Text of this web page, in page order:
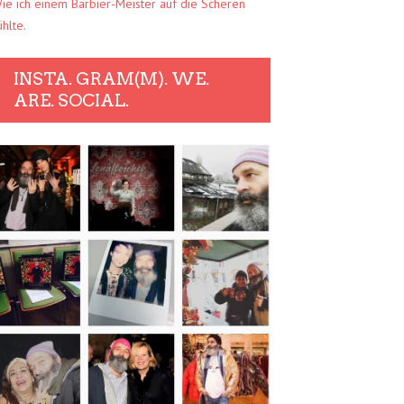
ich einem Barbier-Meister auf die Scheren
INSTA. GRAM(M). WE.
ARE. SOCIAL.